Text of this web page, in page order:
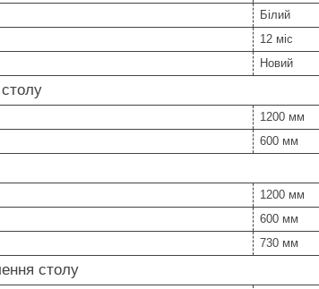
Білий
12 міс
Новий
столу
1200 мм
600 мм
1200 мм
600 мм
730 мм
столу